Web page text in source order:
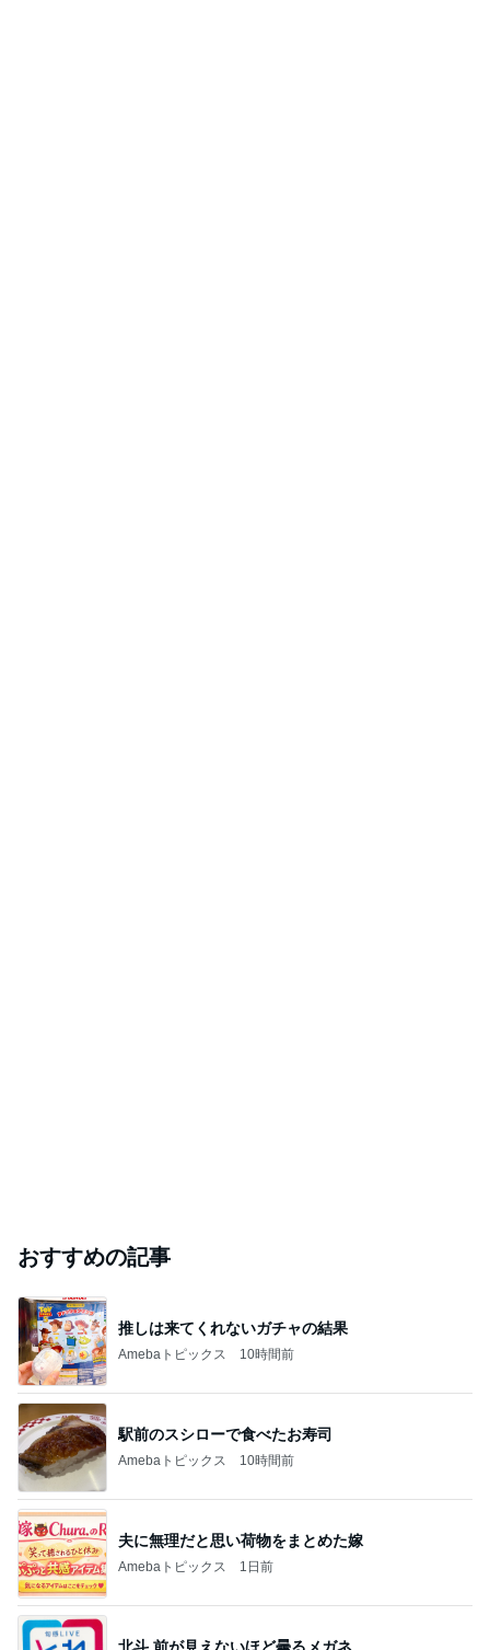
おすすめの記事
推しは来てくれないガチャの結果
Amebaトピックス 10時間前
駅前のスシローで食べたお寿司
Amebaトピックス 10時間前
夫に無理だと思い荷物をまとめた嫁
Amebaトピックス 1日前
北斗 前が見えないほど曇るメガネ